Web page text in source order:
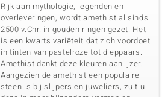
Rijk aan mythologie, legenden en
overleveringen, wordt amethist al sinds
2500 v.Chr. in gouden ringen gezet. Het
is een kwarts variëteit dat zich voordoet
in tinten van pastelroze tot dieppaars.
Amethist dankt deze kleuren aan ijzer.
Aangezien de amethist een populaire
steen is bij slijpers en juweliers, zult u